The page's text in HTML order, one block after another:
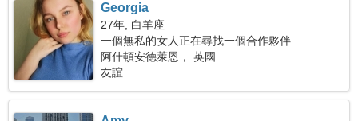
Georgia
27年, 白羊座
一個無私的女人正在尋找一個合作夥伴
阿什頓安德萊恩， 英國
友誼